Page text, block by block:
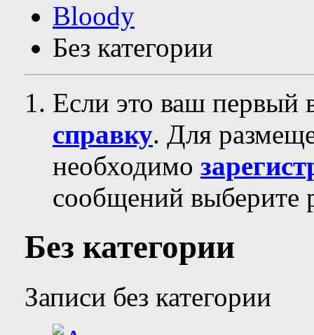
Bloody
Без категории
Если это ваш первый
справку. Для
необходимо
сообщений выберите
Без категории
Записи без категории